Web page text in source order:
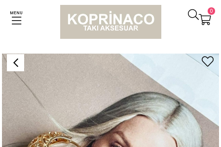
MENU 0
Küpeler Özel Kaplama Vintage Dantel Model Küpe (2 Cm)